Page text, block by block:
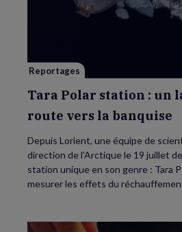
station
:
la
Reportages
Tara Polar station : un
route vers la banquise
Depuis Lorient, une équipe de
direction de l’Arctique le 19 juillet
station unique en son genre : Tara
mesurer les effets du